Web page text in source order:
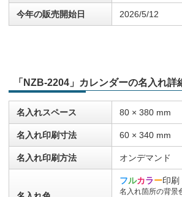
今年の販売開始日 2026/5/12
「NZB-2204」カレンダーの名入れ詳
名入れスペース 80 × 380 mm
名入れ印刷寸法 60 × 340 mm
名入れ印刷方法 オンデマンド
フルカラー印刷
名入れ箇所の背景